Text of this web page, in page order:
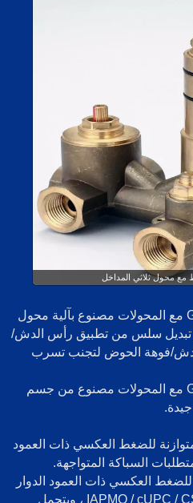
مع محول ثلاثي المداخل
صمام توازن الضغط من Geann مع المحولات مصنوع بآلية محول
تبديل سلس من تطبيق رأس الدش/
فوهة الحوض لتجنب تسرب
صمام توازن الضغط من Geann مع المحولات مصنوع من جسم
للضغط العكسي ذات العمود
السباكة المتواجهة.
للضغط العكسي ذات العمود الدوار
لـ Geann معتمد من IAPMO / cUPC / CSA / NSF ، ويتحمل